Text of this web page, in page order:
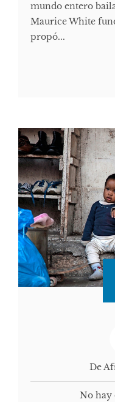
mundo entero
Maurice White
propó...
De
No hay